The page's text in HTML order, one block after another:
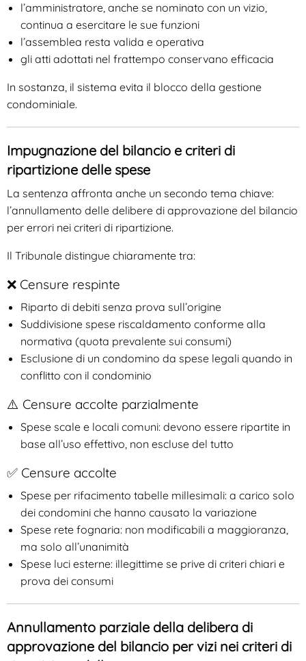
l’amministratore, anche se nominato con un vizio,
continua a esercitare le sue funzioni
l’assemblea resta valida e operativa
gli atti adottati nel frattempo conservano efficacia
In sostanza, il sistema evita il blocco della gestione
condominiale.
Impugnazione del bilancio e criteri di
ripartizione delle spese
La sentenza affronta anche un secondo tema chiave:
l’annullamento delle delibere di approvazione del bilancio
per errori nei criteri di ripartizione.
Il Tribunale distingue chiaramente tra:
❌ Censure respinte
Riparto di debiti senza prova sull’origine
Suddivisione spese riscaldamento conforme alla
normativa (quota prevalente sui consumi)
Esclusione di un condomino da spese legali quando in
conflitto con il condominio
⚠️ Censure accolte parzialmente
Spese scale e locali comuni: devono essere ripartite in
base all’uso effettivo, non escluse del tutto
✅ Censure accolte
Spese per rifacimento tabelle millesimali: a carico solo
dei condomini che hanno causato la variazione
Spese rete fognaria: non modificabili a maggioranza,
ma solo all’unanimità
Spese luci esterne: illegittime se prive di criteri chiari e
prova dei consumi
Annullamento parziale della delibera di
approvazione del bilancio per vizi nei criteri di